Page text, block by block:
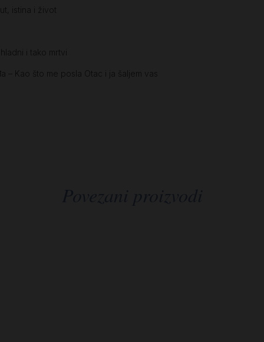
istina i život
i tako mrtvi
Kao što me posla Otac i ja šaljem vas